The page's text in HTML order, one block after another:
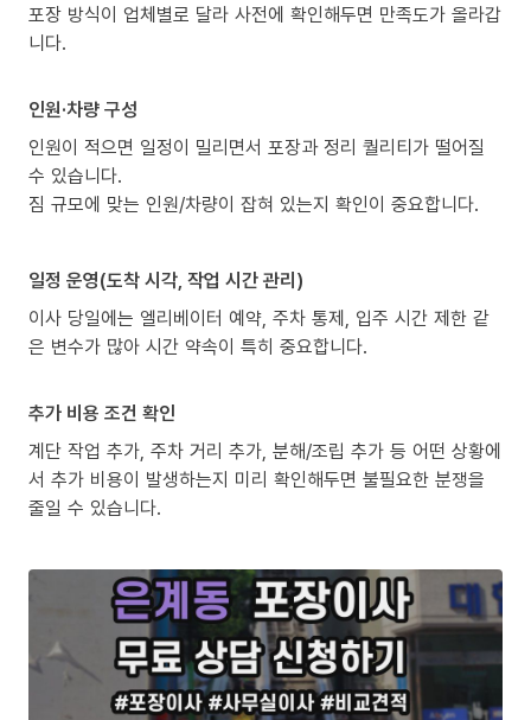
포장 방식이 업체별로 달라 사전에 확인해두면 만족도가 올라갑
니다.
인원·차량 구성
인원이 적으면 일정이 밀리면서 포장과 정리 퀄리티가 떨어질
수 있습니다.
짐 규모에 맞는 인원/차량이 잡혀 있는지 확인이 중요합니다.
일정 운영(도착 시각, 작업 시간 관리)
이사 당일에는 엘리베이터 예약, 주차 통제, 입주 시간 제한 같
은 변수가 많아 시간 약속이 특히 중요합니다.
추가 비용 조건 확인
계단 작업 추가, 주차 거리 추가, 분해/조립 추가 등 어떤 상황에
서 추가 비용이 발생하는지 미리 확인해두면 불필요한 분쟁을
줄일 수 있습니다.